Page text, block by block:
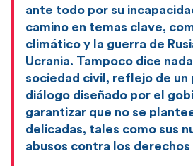
ante todo por su
camino en temas clave,
climático y la guerra de
Ucrania. Tampoco dice
sociedad civil, reflejo de un
diálogo diseñado por el
garantizar que no se
delicadas, tales como sus
abusos contra los derechos